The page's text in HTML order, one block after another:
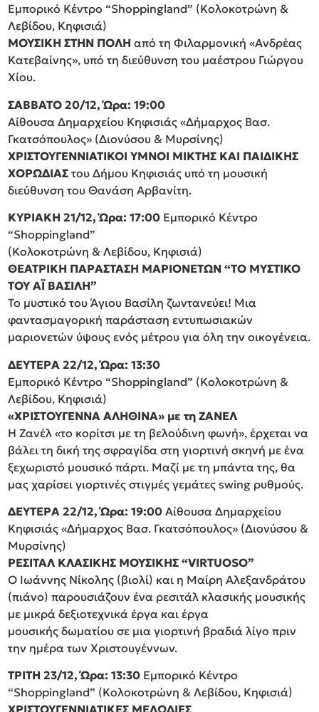
Εμπορικό Κέντρο “Shoppingland” (Κολοκοτρώνη &
Λεβίδου, Κηφισιά)
ΜΟΥΣΙΚΗ ΣΤΗΝ ΠΟΛΗ από τη Φιλαρμονική «Ανδρέας
Κατεβαίνης», υπό τη διεύθυνση του μαέστρου Γιώργου
Χίου.
ΣΑΒΒΑΤΟ 20/12, Ώρα: 19:00
Αίθουσα Δημαρχείου Κηφισιάς «Δήμαρχος Βασ.
Γκατσόπουλος» (Διονύσου & Μυρσίνης)
ΧΡΙΣΤΟΥΓΕΝΝΙΑΤΙΚΟΙ ΥΜΝΟΙ ΜΙΚΤΗΣ ΚΑΙ ΠΑΙΔΙΚΗΣ
ΧΟΡΩΔΙΑΣ του Δήμου Κηφισιάς υπό τη μουσική
διεύθυνση του Θανάση Αρβανίτη.
ΚΥΡΙΑΚΗ 21/12, Ώρα: 17:00 Εμπορικό Κέντρο
“Shoppingland”
(Κολοκοτρώνη & Λεβίδου, Κηφισιά)
ΘΕΑΤΡΙΚΗ ΠΑΡΑΣΤΑΣΗ ΜΑΡΙΟΝΕΤΩΝ “ΤΟ ΜΥΣΤΙΚΟ
ΤΟΥ ΑΪ ΒΑΣΙΛΗ”
Το μυστικό του Άγιου Βασίλη ζωντανεύει! Μια
φαντασμαγορική παράσταση εντυπωσιακών
μαριονετών ύψους ενός μέτρου για όλη την οικογένεια.
ΔΕΥΤΕΡΑ 22/12, Ώρα: 13:30
Εμπορικό Κέντρο “Shoppingland” (Κολοκοτρώνη &
Λεβίδου, Κηφισιά)
«ΧΡΙΣΤΟΥΓΕΝΝΑ ΑΛΗΘΙΝΑ» με τη ΖΑΝΕΛ
Η Ζανέλ «το κορίτσι με τη βελούδινη φωνή», έρχεται να
βάλει τη δική της σφραγίδα στη γιορτινή σκηνή με ένα
ξεχωριστό μουσικό πάρτι. Μαζί με τη μπάντα της, θα
μας χαρίσει γιορτινές στιγμές γεμάτες swing ρυθμούς.
ΔΕΥΤΕΡΑ 22/12, Ώρα: 19:00Αίθουσα Δημαρχείου
Κηφισιάς «Δήμαρχος Βασ. Γκατσόπουλος» (Διονύσου &
Μυρσίνης)
ΡΕΣΙΤΑΛ ΚΛΑΣΙΚΗΣ ΜΟΥΣΙΚΗΣ “VIRTUOSO”
Ο Ιωάννης Νίκολης (βιολί) και η Μαίρη Αλεξανδράτου
(πιάνο) παρουσιάζουν ένα ρεσιτάλ κλασικής μουσικής
με μικρά δεξιοτεχνικά έργα και έργα
μουσικής δωματίου σε μια γιορτινή βραδιά λίγο πριν
την ημέρα των Χριστουγέννων.
ΤΡΙΤΗ 23/12, Ώρα: 13:30 Εμπορικό Κέντρο
“Shoppingland” (Κολοκοτρώνη & Λεβίδου, Κηφισιά)